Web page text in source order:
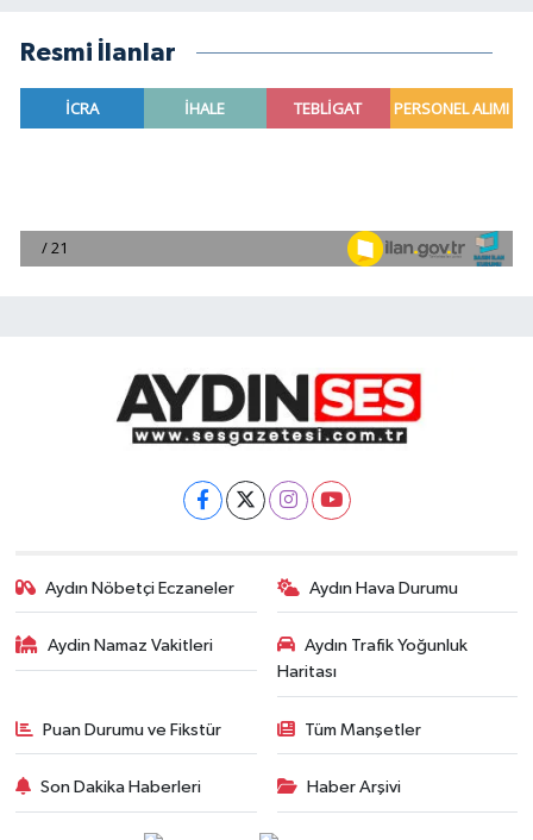
Resmi İlanlar
Aydın Nöbetçi Eczaneler Aydın Hava Durumu
Aydin Namaz Vakitleri
Aydın Trafik Yoğunluk
Haritası
Puan Durumu ve Fikstür Tüm Manşetler
Son Dakika Haberleri Haber Arşivi